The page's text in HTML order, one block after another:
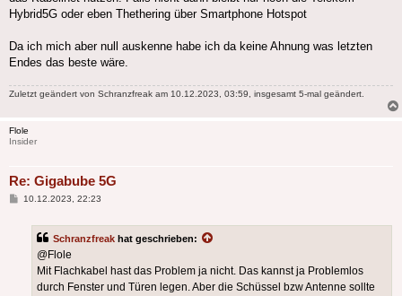
Hybrid5G oder eben Thethering über Smartphone Hotspot
Da ich mich aber null auskenne habe ich da keine Ahnung was letzten
Endes das beste wäre.
Zuletzt geändert von Schranzfreak am 10.12.2023, 03:59, insgesamt 5-mal geändert.
Flole
Insider
Re: Gigabube 5G
Beitrag
10.12.2023, 22:23
Schranzfreak hat geschrieben:
@Flole
Mit Flachkabel hast das Problem ja nicht. Das kannst ja Problemlos
durch Fenster und Türen legen. Aber die Schüssel bzw Antenne sollte